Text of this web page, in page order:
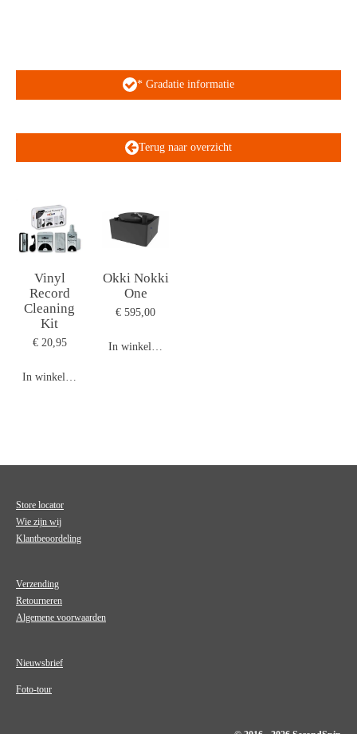
* Gradatie informatie
Terug naar overzicht
Vinyl
Record
Cleaning
Kit
€ 20,95
In winkelwagen
Okki Nokki
One
€ 595,00
In winkelwagen
Store locator
Wie zijn wij
Klantbeoordeling
Verzending
Retourneren
Algemene voorwaarden
Nieuwsbrief
Foto-tour